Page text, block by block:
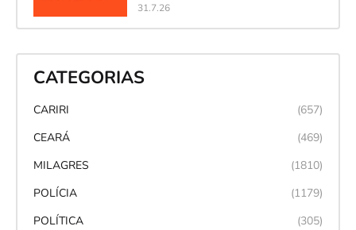
31.7.26
CATEGORIAS
CARIRI
(657)
CEARÁ
(469)
MILAGRES
(1810)
POLÍCIA
(1179)
POLÍTICA
(305)